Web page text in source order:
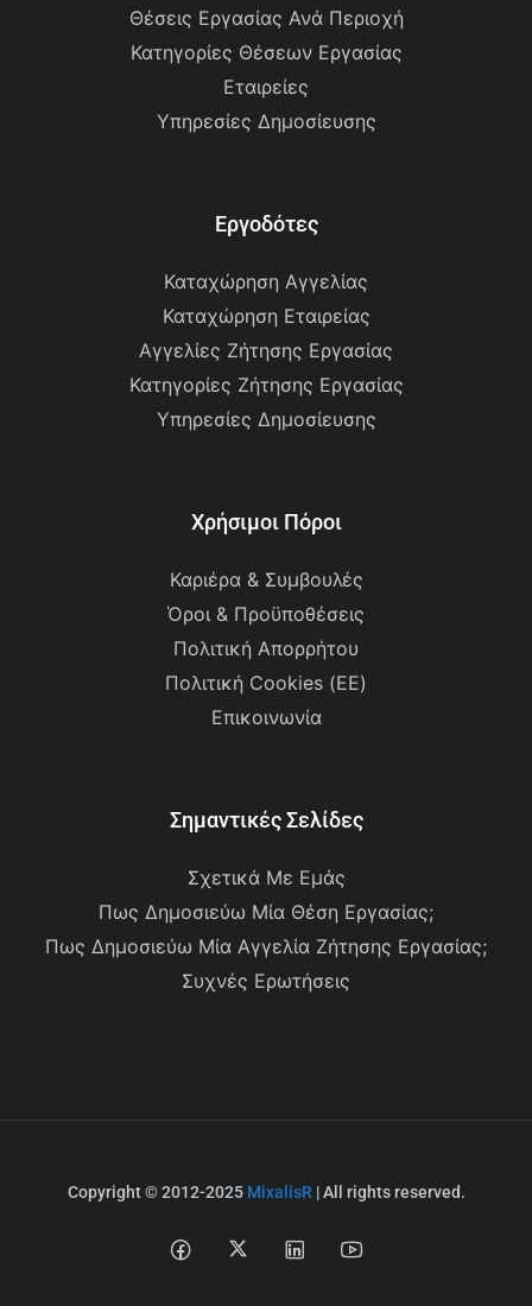
Θέσεις Εργασίας Ανά Περιοχή
Κατηγορίες Θέσεων Εργασίας
Εταιρείες
Υπηρεσίες Δημοσίευσης
Εργοδότες
Καταχώρηση Αγγελίας
Καταχώρηση Εταιρείας
Αγγελίες Ζήτησης Εργασίας
Κατηγορίες Ζήτησης Εργασίας
Υπηρεσίες Δημοσίευσης
Χρήσιμοι Πόροι
Καριέρα & Συμβουλές
Όροι & Προϋποθέσεις
Πολιτική Απορρήτου
Πολιτική Cookies (ΕΕ)
Επικοινωνία
Σημαντικές Σελίδες
Σχετικά Με Εμάς
Πως Δημοσιεύω Μία Θέση Εργασίας;
Πως Δημοσιεύω Μία Αγγελία Ζήτησης Εργασίας;
Συχνές Ερωτήσεις
Copyright © 2012-2025 MixalisR | All rights reserved.